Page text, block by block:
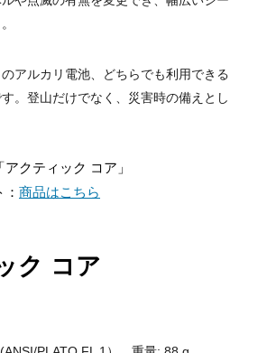
アルカリ電池、どちらでも利用できる
。登山だけでなく、災害時の備えとし
クティック コア」
商品はこちら
ク コア